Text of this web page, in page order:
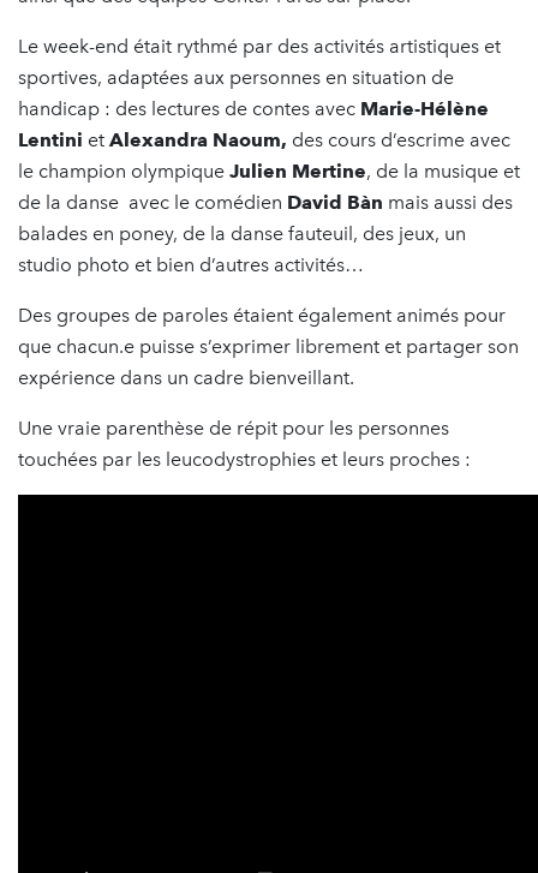
Le week-end était rythmé par des activités artistiques et
sportives, adaptées aux personnes en situation de
handicap : des lectures de contes avec Marie-Hélène
Lentini et Alexandra Naoum, des cours d’escrime avec
le champion olympique Julien Mertine, de la musique et
de la danse avec le comédien David Bàn mais aussi des
balades en poney, de la danse fauteuil, des jeux, un
studio photo et bien d’autres activités…
Des groupes de paroles étaient également animés pour
que chacun.e puisse s’exprimer librement et partager son
expérience dans un cadre bienveillant.
Une vraie parenthèse de répit pour les personnes
touchées par les leucodystrophies et leurs proches :